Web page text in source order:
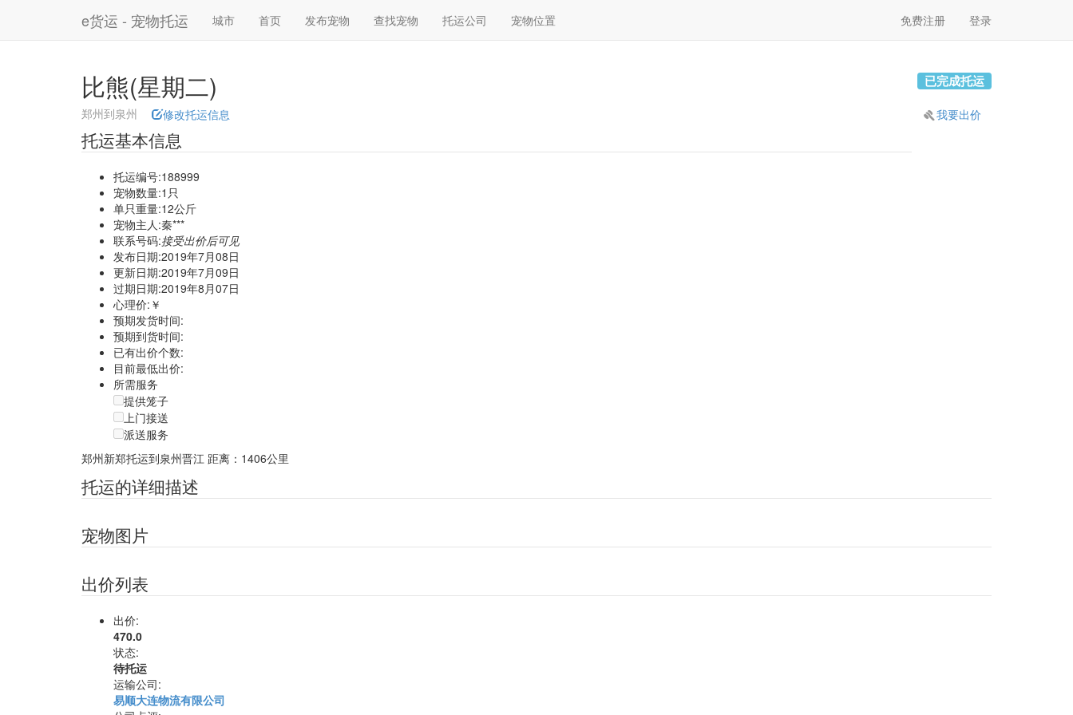
e货运 - 宠物托运 城市 首页 发布宠物 查找宠物 托运公司 宠物位置 免费注册 登录
比熊(星期二) 已完成托运
郑州到泉州 修改托运信息 我要出价
托运基本信息
托运编号:188999
宠物数量:1只
单只重量:12公斤
宠物主人:秦***
联系号码:接受出价后可见
发布日期:2019年7月08日
更新日期:2019年7月09日
过期日期:2019年8月07日
心理价:￥
预期发货时间:
预期到货时间:
已有出价个数:
目前最低出价:
所需服务
提供笼子
上门接送
派送服务
郑州新郑托运到泉州晋江 距离：1406公里
托运的详细描述
宠物图片
出价列表
出价:
470.0
状态:
待托运
运输公司:
易顺大连物流有限公司